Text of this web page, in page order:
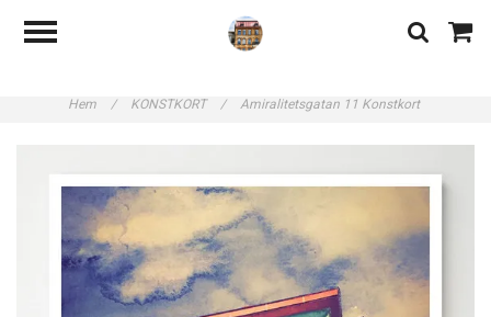
Hem / KONSTKORT / Amiralitetsgatan 11 Konstkort